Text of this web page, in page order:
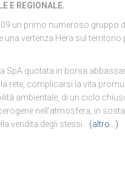
E REGIONALE.
un primo numeroso gruppo
una vertenza Hera sul
SpA quotata in borsa
rete, complicarsi la vita
ambientale, di un ciclo
nell’atmosfera, in
vendita degli stessi.
(altro…)